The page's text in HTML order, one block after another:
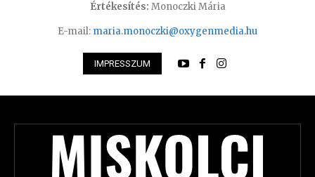
Értékesítés: Monoczki Mária
E-mail: maria.monoczki@oxygenmedia.hu
IMPRESSZUM